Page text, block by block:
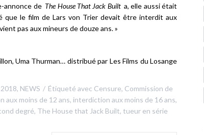
annonce de The House That Jack Builta, elle aussi était
que le film de Lars von Trier devait être interdit aux
pas aux mineurs de douze ans. »
Uma Thurman… distribué par Les Films du Losange
2018, NEWS Étiqueté avec Censure, Commission de
aux moins de 12 ans, interdiction aux moins de 16 ans,
degré, The House that Jack Built, tueur en série